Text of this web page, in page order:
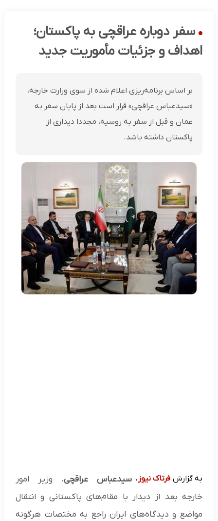
سفر دوباره عراقچی به پاکستان؛
اهداف و جزئیات مأموریت جدید
بر اساس برنامه‌ریزی اعلام شده از سوی وزارت خارجه،
«سیدعباس عراقچی» قرار است بعد از پایان سفر به
عمان و قبل از سفر به روسیه، مجددا دیداری از
پاکستان داشته باشد.
به گزارش فرتاک نیوز ، سیدعباس عراقچی، وزیر امور
خارجه بعد از دیدار با مقام‌های پاکستانی و انتقال
مواضع و دیدگاه‌های ایران راجع به مختصات هرگونه